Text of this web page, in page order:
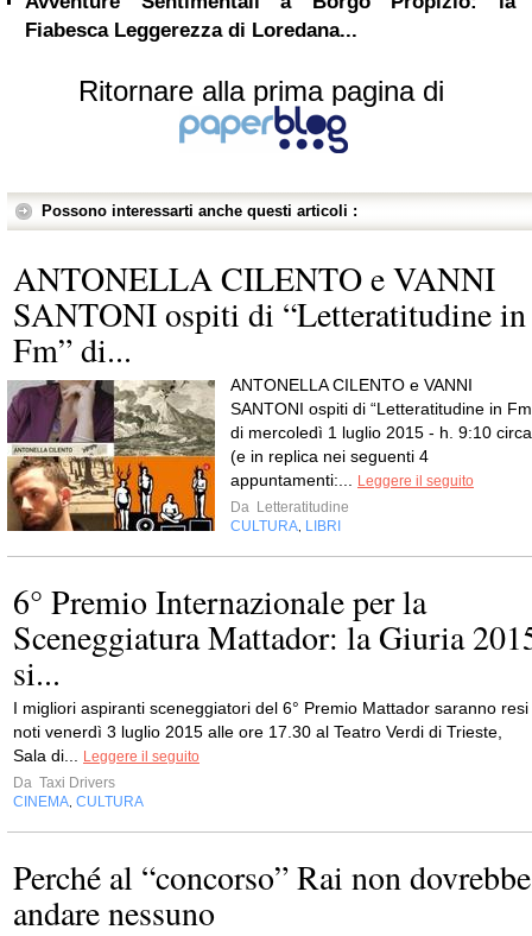
Fiabesca Leggerezza di Loredana...
Ritornare alla prima pagina di
Possono interessarti anche questi articoli :
ANTONELLA CILENTO e VANNI
SANTONI ospiti di “Letteratitudine in
Fm” di...
ANTONELLA CILENTO e VANNI
SANTONI ospiti di “Letteratitudine in
di mercoledì 1 luglio 2015 - h. 9:10 circa
(e in replica nei seguenti 4
appuntamenti:...
Leggere il seguito
Da Letteratitudine
CULTURA LIBRI
6° Premio Internazionale per la
Sceneggiatura Mattador: la Giuria
si...
I migliori aspiranti sceneggiatori del 6° Premio Mattador saranno resi
noti venerdì 3 luglio 2015 alle ore 17.30 al Teatro Verdi di Trieste,
Sala di...
Leggere il seguito
Da Taxi Drivers
CINEMA CULTURA
Perché al “concorso” Rai non dovrebbe
andare nessuno